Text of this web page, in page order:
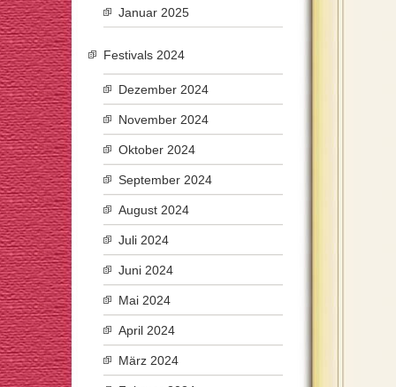
Januar 2025
Festivals 2024
Dezember 2024
November 2024
Oktober 2024
September 2024
August 2024
Juli 2024
Juni 2024
Mai 2024
April 2024
März 2024